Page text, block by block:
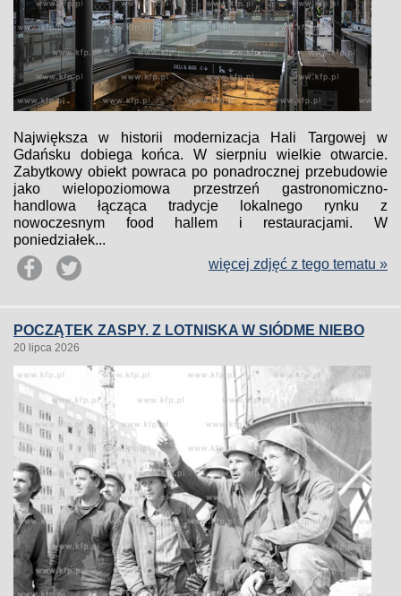
Największa w historii modernizacja Hali Targowej w
Gdańsku dobiega końca. W sierpniu wielkie otwarcie.
Zabytkowy obiekt powraca po ponadrocznej przebudowie
jako wielopoziomowa przestrzeń gastronomiczno-
handlowa łącząca tradycje lokalnego rynku z
nowoczesnym food hallem i restauracjami. W
poniedziałek...
więcej zdjęć z tego tematu »
POCZĄTEK ZASPY. Z LOTNISKA W SIÓDME NIEBO
20 lipca 2026